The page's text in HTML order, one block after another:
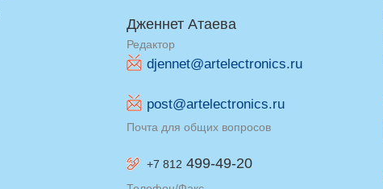
Дженнет Атаева
Редактор
djennet@artelectronics.ru
post@artelectronics.ru
Почта для общих вопросов
+7 812 499-49-20